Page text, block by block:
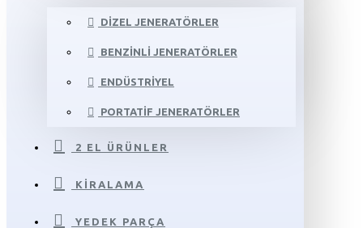
DIZEL JENERATÖRLER
BENZINLI JENERATÖRLER
ENDÜSTRIYEL
PORTATIF JENERATÖRLER
2 EL ÜRÜNLER
KIRALAMA
YEDEK PARÇA